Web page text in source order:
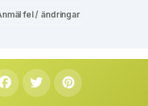
fel / ändringar